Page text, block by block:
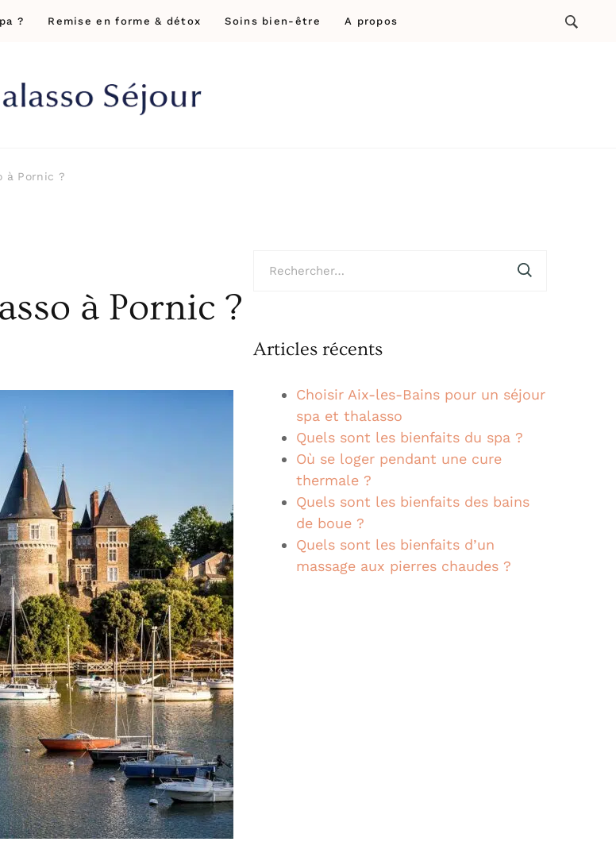
? Remise en forme & détox Soins bien-être A propos
à Pornic ?
à Pornic ?
Articles récents
Choisir Aix-les-Bains pour un séjour
spa et thalasso
Quels sont les bienfaits du spa ?
Où se loger pendant une cure
thermale ?
Quels sont les bienfaits des bains
de boue ?
Quels sont les bienfaits d’un
massage aux pierres chaudes ?